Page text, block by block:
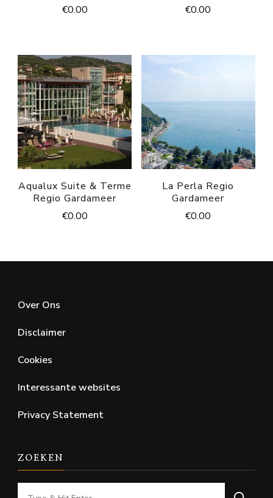
€0.00
€0.00
Aqualux Suite & Terme
Regio Gardameer
€0.00
La Perla Regio
Gardameer
€0.00
Over Ons
Disclaimer
Cookies
Interessante websites
Privacy Statement
ZOEKEN
Looking